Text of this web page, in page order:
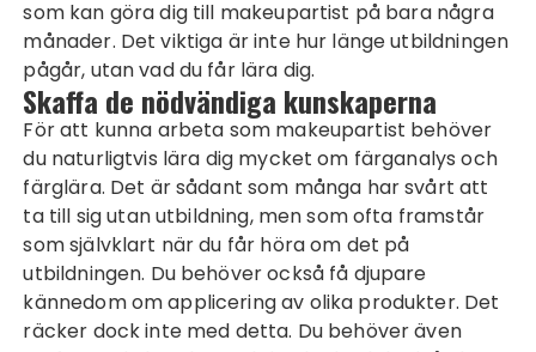
som kan göra dig till makeupartist på bara några
månader. Det viktiga är inte hur länge utbildningen
pågår, utan vad du får lära dig.
Skaffa de nödvändiga kunskaperna
För att kunna arbeta som makeupartist behöver
du naturligtvis lära dig mycket om färganalys och
färglära. Det är sådant som många har svårt att
ta till sig utan utbildning, men som ofta framstår
som självklart när du får höra om det på
utbildningen. Du behöver också få djupare
kännedom om applicering av olika produkter. Det
räcker dock inte med detta. Du behöver även